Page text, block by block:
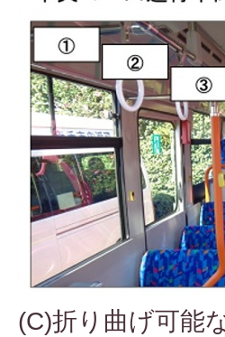
(C)折り曲げ可能